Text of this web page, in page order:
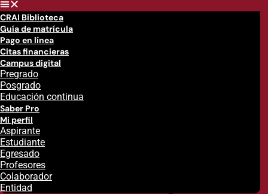
CRAI Biblioteca
Guía de matrícula
Pago en línea
Citas financieras
Campus digital
Pregrado
Posgrado
Educación continua
Saber Pro
Mi perfil
Aspirante
Estudiante
Egresado
Profesores
Colaborador
Entidad